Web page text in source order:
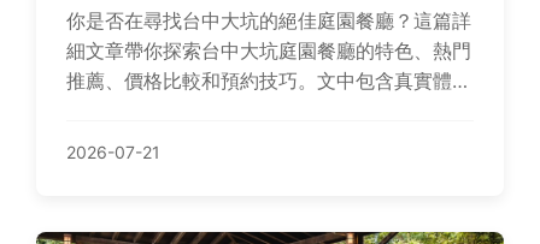
你是否在尋找台中大坑的絕佳庭園餐廳？這篇詳
細文章帶你探索台中大坑庭園餐廳的特色、熱門
推薦、價格比較和預約技巧。文中包含真實體驗
漫約會，避開地雷，享受美好用餐時光。
2026-07-21